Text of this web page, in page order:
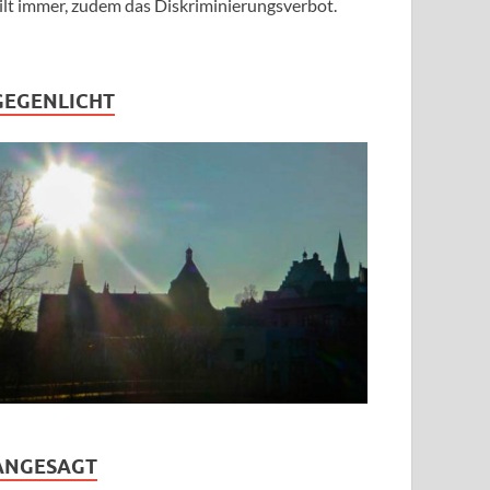
immer, zudem das Diskriminierungsverbot.